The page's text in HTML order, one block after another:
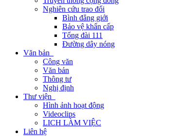
Nghiên cứu trao đổi
Bình đẳng giới
Bảo vệ khẩn cấp
Tổng đài 111
Đường dây nóng
Văn bản
Công văn
Văn bản
Thông tư
Nghị định
Thư viện
Hình ảnh hoạt động
Videoclips
LICH LÀM VIỆC
Liên hệ